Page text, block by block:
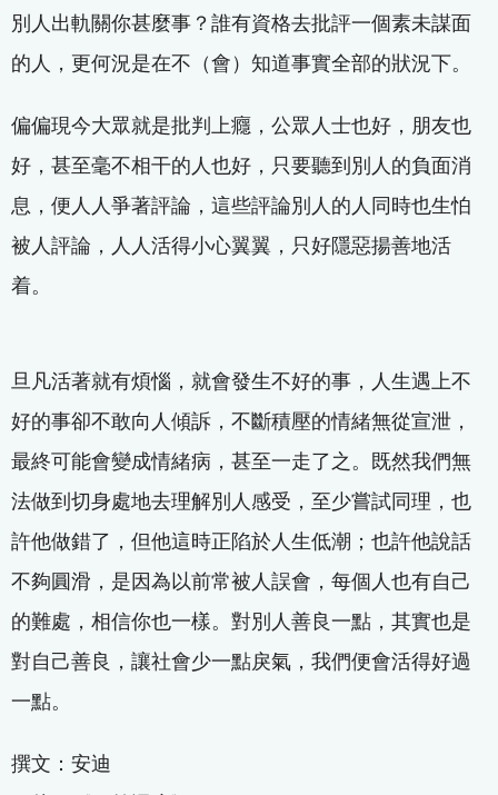
別人出軌關你甚麼事？誰有資格去批評一個素未謀面
的人，更何況是在不（會）知道事實全部的狀況下。
偏偏現今大眾就是批判上癮，公眾人士也好，朋友也
好，甚至毫不相干的人也好，只要聽到別人的負面消
息，便人人爭著評論，這些評論別人的人同時也生怕
被人評論，人人活得小心翼翼，只好隱惡揚善地活
着。
旦凡活著就有煩惱，就會發生不好的事，人生遇上不
好的事卻不敢向人傾訴，不斷積壓的情緒無從宣泄，
最終可能會變成情緒病，甚至一走了之。既然我們無
法做到切身處地去理解別人感受，至少嘗試同理，也
許他做錯了，但他這時正陷於人生低潮；也許他說話
不夠圓滑，是因為以前常被人誤會，每個人也有自己
的難處，相信你也一樣。對別人善良一點，其實也是
對自己善良，讓社會少一點戾氣，我們便會活得好過
一點。
撰文：安迪